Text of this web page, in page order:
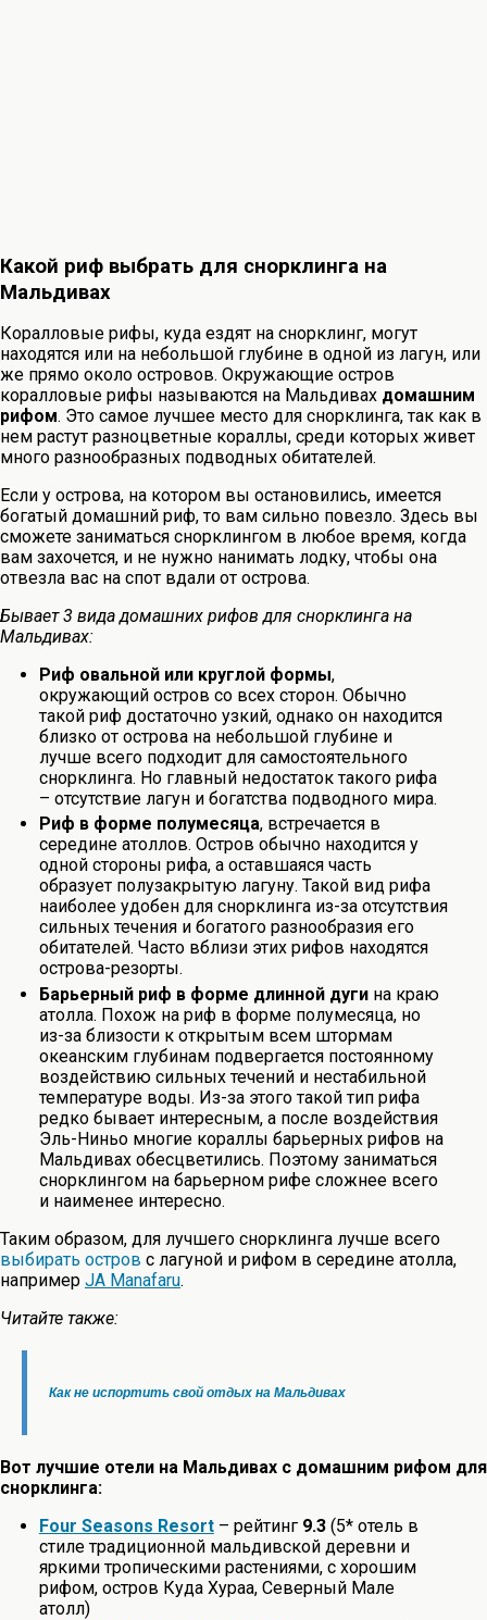
Какой риф выбрать для снорклинга на
Мальдивах
Коралловые рифы, куда ездят на снорклинг, могут
находятся или на небольшой глубине в одной из лагун, или
же прямо около островов. Окружающие остров
коралловые рифы называются на Мальдивах домашним
рифом. Это самое лучшее место для снорклинга, так как в
нем растут разноцветные кораллы, среди которых живет
много разнообразных подводных обитателей.
Если у острова, на котором вы остановились, имеется
богатый домашний риф, то вам сильно повезло. Здесь вы
сможете заниматься снорклингом в любое время, когда
вам захочется, и не нужно нанимать лодку, чтобы она
отвезла вас на спот вдали от острова.
Бывает 3 вида домашних рифов для снорклинга на
Мальдивах:
Риф овальной или круглой формы,
окружающий остров со всех сторон. Обычно
такой риф достаточно узкий, однако он находится
близко от острова на небольшой глубине и
лучше всего подходит для самостоятельного
снорклинга. Но главный недостаток такого рифа
– отсутствие лагун и богатства подводного мира.
Риф в форме полумесяца, встречается в
середине атоллов. Остров обычно находится у
одной стороны рифа, а оставшаяся часть
образует полузакрытую лагуну. Такой вид рифа
наиболее удобен для снорклинга из-за отсутствия
сильных течения и богатого разнообразия его
обитателей. Часто вблизи этих рифов находятся
острова-резорты.
Барьерный риф в форме длинной дугина краю
атолла. Похож на риф в форме полумесяца, но
из-за близости к открытым всем штормам
океанским глубинам подвергается постоянному
воздействию сильных течений и нестабильной
температуре воды. Из-за этого такой тип рифа
редко бывает интересным, а после воздействия
Эль-Ниньо многие кораллы барьерных рифов на
Мальдивах обесцветились. Поэтому заниматься
снорклингом на барьерном рифе сложнее всего
и наименее интересно.
Таким образом, для лучшего снорклинга лучше всего
выбирать остров с лагуной и рифом в середине атолла,
например JA Manafaru.
Читайте также:
Как не испортить свой отдых на Мальдивах
Вот лучшие отели на Мальдивах с домашним рифом для
снорклинга:
Four Seasons Resort– рейтинг 9.3(5* отель в
стиле традиционной мальдивской деревни и
яркими тропическими растениями, с хорошим
рифом, остров Куда Хураа, Северный Мале
атолл)